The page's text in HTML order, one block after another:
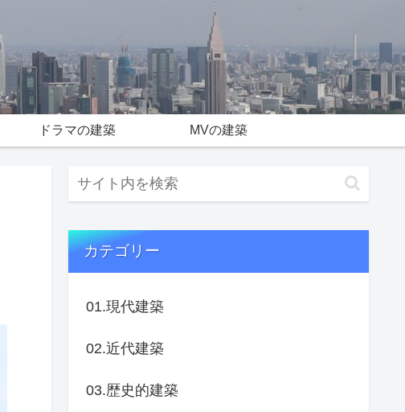
ドラマの建築 MVの建築
カテゴリー
01.現代建築
02.近代建築
03.歴史的建築